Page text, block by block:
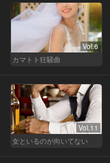
Vol.6
カマトト狂騒曲
Vol.11
女といるのが向いてない